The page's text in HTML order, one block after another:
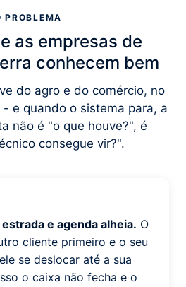
PROBLEMA
as empresas de
conhecem bem
do agro e do comércio, no
e quando o sistema para, a
não é "o que houve?", é
consegue vir?".
e agenda alheia. O
cliente primeiro e o seu
se deslocar até a sua
o caixa não fecha e o